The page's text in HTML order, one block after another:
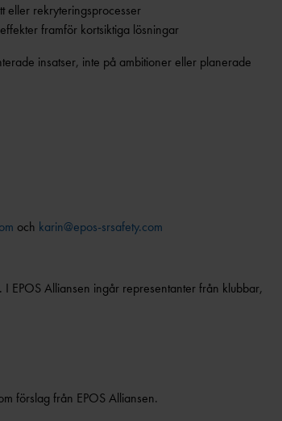
eller rekryteringsprocesser
framför kortsiktiga lösningar
insatser, inte på ambitioner eller planerade
och karin@epos-srsafety.com
EPOS Alliansen ingår representanter från klubbar,
förslag från EPOS Alliansen.